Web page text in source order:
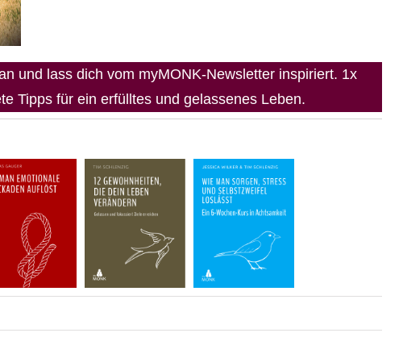
und lass dich vom myMONK-Newsletter inspiriert. 1x
Tipps für ein erfülltes und gelassenes Leben.